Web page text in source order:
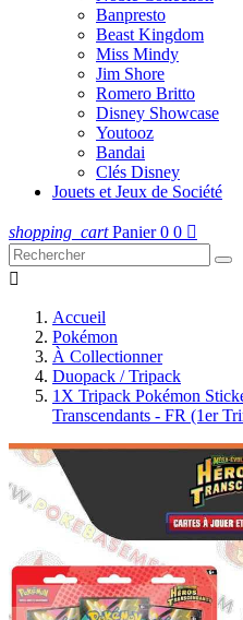
Banpresto
Beast Kingdom
Miss Mindy
Jim Shore
Romero Britto
Disney Showcase
Youtooz
Bandai
Clés Disney
Jouets et Jeux de Société
shopping_cart Panier 0 0 

Accueil
Pokémon
À Collectionner
Duopack / Tripack
1X Tripack Pokémon
Transcendants - FR (1er